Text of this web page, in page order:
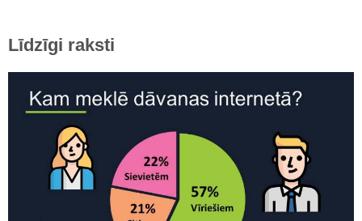
Līdzīgi raksti